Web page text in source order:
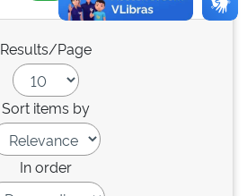
Results/Page
Sort items by
In order